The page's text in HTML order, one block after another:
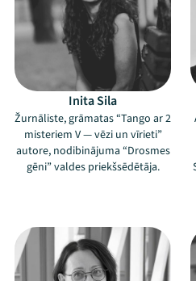
Mana
Inita Sila
Žurnāliste, grāmatas “Tango ar 2
misteriem V — vēzi un vīrieti”
autore, nodibinājuma “Drosmes
gēni” valdes priekšsēdētāja.